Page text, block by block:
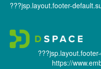
???jsp.layout.footer-
https://